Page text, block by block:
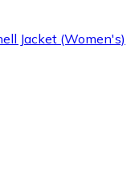
Jacket (Women's)